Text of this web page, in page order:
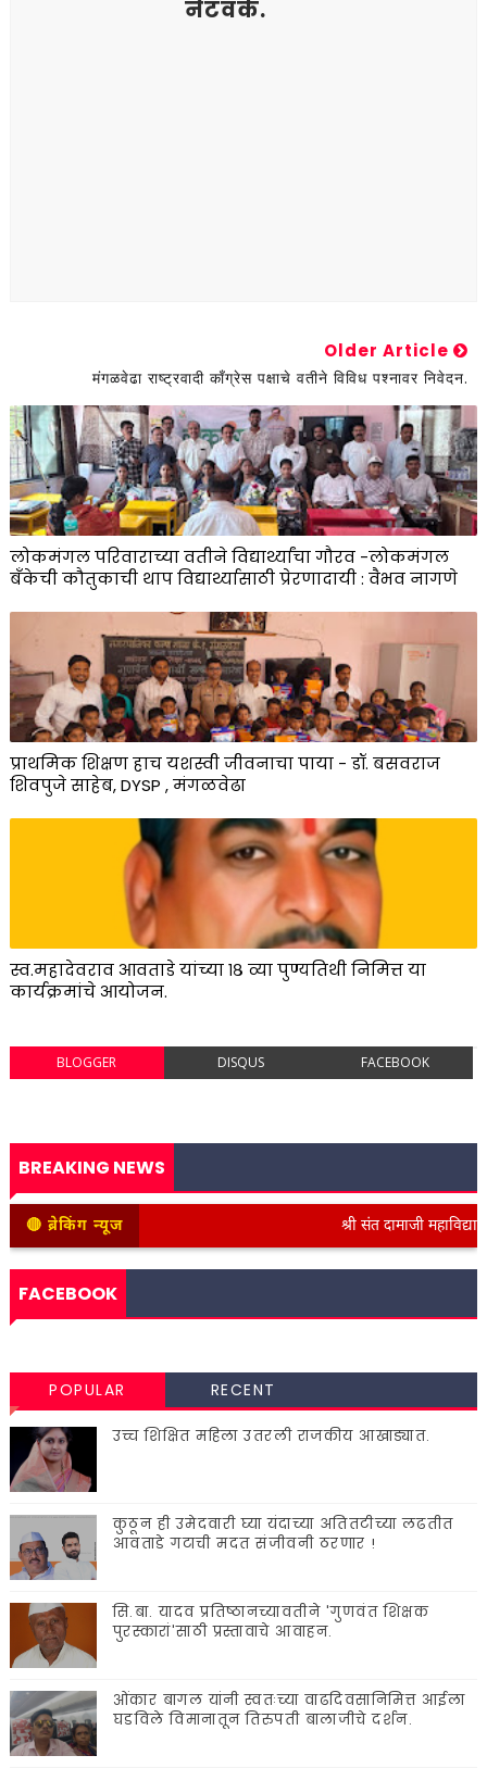
नेटवर्क.
Older Article
मंगळवेढा राष्ट्रवादी काँग्रेस पक्षाचे वतीने विविध पश्नावर निवेदन.
लोकमंगल परिवाराच्या वतीने विद्यार्थ्यांचा गौरव -लोकमंगल
बँकेची कौतुकाची थाप विद्यार्थ्यासाठी प्रेरणादायी : वैभव नागणे
प्राथमिक शिक्षण हाच यशस्वी जीवनाचा पाया - डॉ. बसवराज
शिवपुजे साहेब, DYSP , मंगळवेढा
स्व.महादेवराव आवताडे यांच्या १८ व्या पुण्यतिथी निमित्त या
कार्यक्रमांचे आयोजन.
BLOGGER DISQUS FACEBOOK
BREAKING NEWS
🔴 ब्रेकिंग न्यूज श्री संत दामाजी
FACEBOOK
POPULAR RECENT
उच्च शिक्षित महिला उतरली राजकीय आखाड्यात.
कुठून ही उमेदवारी घ्या यंदाच्या अतितटीच्या लढतीत
आवताडे गटाची मदत संजीवनी ठरणार !
सि.बा. यादव प्रतिष्ठानच्यावतीने 'गुणवंत शिक्षक
पुरस्कारां'साठी प्रस्तावाचे आवाहन.
ओंकार बागल यांनी स्वतःच्या वाढदिवसानिमित्त आईला
घडविले विमानातून तिरुपती बालाजीचे दर्शन.